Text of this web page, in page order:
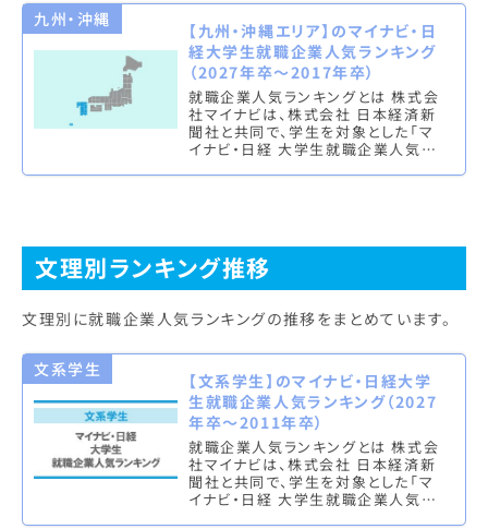
九州・沖縄
【九州・沖縄エリア】のマイナビ・日
経大学生就職企業人気ランキング
（2027年卒～2017年卒）
就職企業人気ランキングとは 株式会
社マイナビは、株式会社 日本経済新
聞社と共同で、学生を対象とした「マ
イナビ・日経 大学生就職企業人気ラ
文理別ランキング推移
文理別に就職企業人気ランキングの推移をまとめています。
文系学生
【文系学生】のマイナビ・日経大学
生就職企業人気ランキング（2027
年卒～2011年卒）
就職企業人気ランキングとは 株式会
社マイナビは、株式会社 日本経済新
聞社と共同で、学生を対象とした「マ
イナビ・日経 大学生就職企業人気ラ